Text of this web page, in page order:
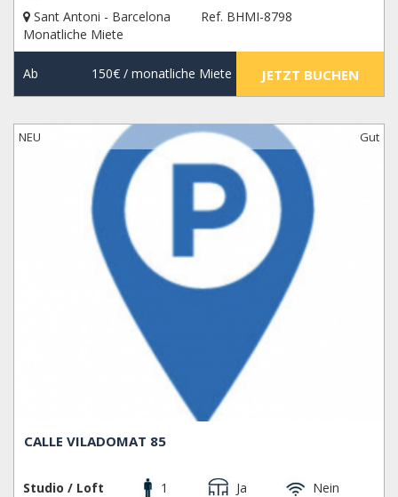
Sant Antoni - Barcelona
Ref. BHMI-8798
Monatliche Miete
Ab 150€/ monatliche Miete JETZT BUCHEN
NEU Gut
CALLE VILADOMAT 85
Studio / Loft 1 Ja
Nein